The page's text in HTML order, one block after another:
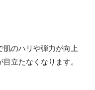
肌のハリや弾力が向上
立たなくなります。